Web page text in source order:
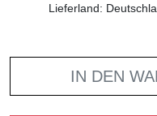
Lieferland:
IN DEN